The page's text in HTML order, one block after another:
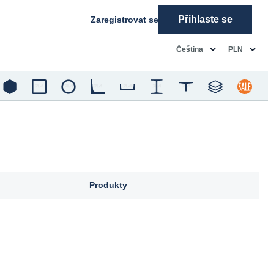
Zaregistrovat se Přihlaste se
Čeština PLN
Produkty